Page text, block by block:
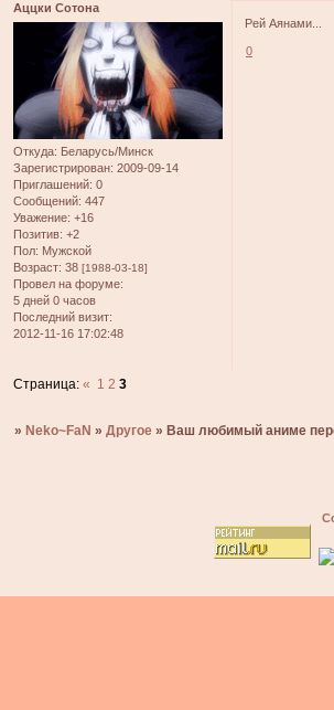
Аццки Сотона
Откуда: Беларусь/Минск
Зарегистрирован: 2009-09-14
Приглашений: 0
Сообщений: 447
Уважение: +16
Позитив: +2
Пол: Мужской
Возраст: 38 [1988-03-18]
Провел на форуме:
5 дней 0 часов
Последний визит:
2012-11-16 17:02:48
Рей Аянами...
0
Страница:« 1 2 3
» Neko~FaN »Другое » Ваш любимый аниме